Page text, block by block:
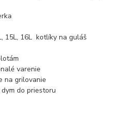
15L, 16L kotlíky na guláš
varenie
na grilovanie
do priestoru